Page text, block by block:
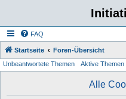
FAQ
Startseite Foren-Übersicht
Unbeantwortete Themen Aktive Themen
Alle